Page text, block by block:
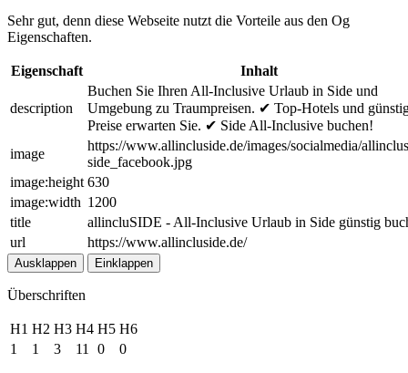
Sehr gut, denn diese Webseite nutzt die Vorteile aus den Og
Eigenschaften.
Eigenschaft Inhalt
description
Buchen Sie Ihren All-Inclusive Urlaub in Side und
Umgebung zu Traumpreisen. ✔ Top-Hotels und
Preise erwarten Sie. ✔ Side All-Inclusive buchen!
image
https://www.allincluside.de/images/socialmedia/
side_facebook.jpg
image:height 630
image:width 1200
title
allincluSIDE - All-Inclusive Urlaub in Side günstig
url
https://www.allincluside.de/
Ausklappen Einklappen
Überschriften
H1 H2 H3 H4 H5 H6
1
1 3 11 0 0